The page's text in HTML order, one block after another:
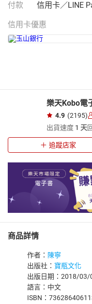
付款 信用卡／LINE
信用卡優惠
樂天Kobo電
4.9 (2195)
出貨速度 1 天
追蹤店家
商品詳情
作者： 陳寧
出版社： 寶瓶文化
出版日期：2018/03/
語言：中文
ISBN：